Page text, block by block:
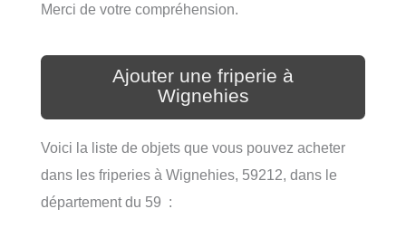
Merci de votre compréhension.
Ajouter une friperie à
Wignehies
Voici la liste de objets que vous pouvez acheter
dans les friperies à Wignehies, 59212, dans le
département du 59 :